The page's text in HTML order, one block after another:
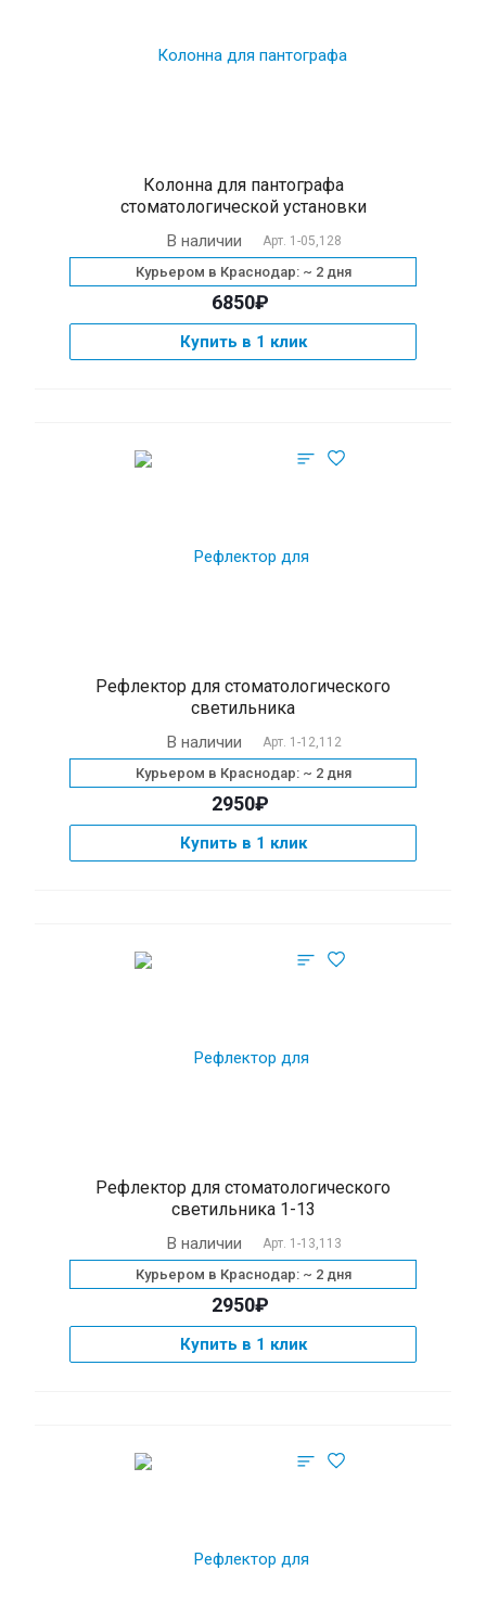
Колонна для пантографа
стоматологической установки
В наличии Арт. 1-05,128
Курьером в Краснодар: ~ 2 дня
6850₽
Купить в 1 клик
Рефлектор для стоматологического
светильника
В наличии Арт. 1-12,112
Курьером в Краснодар: ~ 2 дня
2950₽
Купить в 1 клик
Рефлектор для стоматологического
светильника 1-13
В наличии Арт. 1-13,113
Курьером в Краснодар: ~ 2 дня
2950₽
Купить в 1 клик